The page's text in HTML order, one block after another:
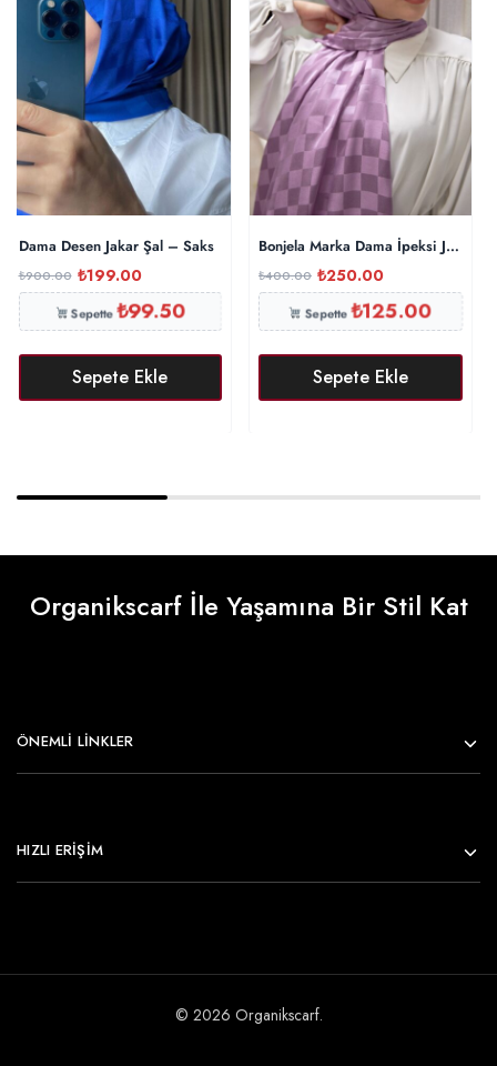
Dama Desen Jakar Şal – Saks
₺900.00 ₺199.00
Sepette₺99.50
Sepete Ekle
Bonjela Marka Dama İpeksi Jakar
₺400.00 ₺250.00
Sepette₺125.00
Sepete Ekle
Organikscarf İle Yaşamına Bir Stil Kat
ÖNEMLI LINKLER
HIZLI ERİŞİM
© 2026 Organikscarf.